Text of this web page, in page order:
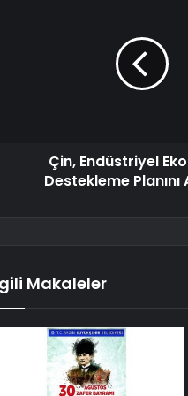
Çin, Endüstriyel
Destekleme Planını
Makaleler